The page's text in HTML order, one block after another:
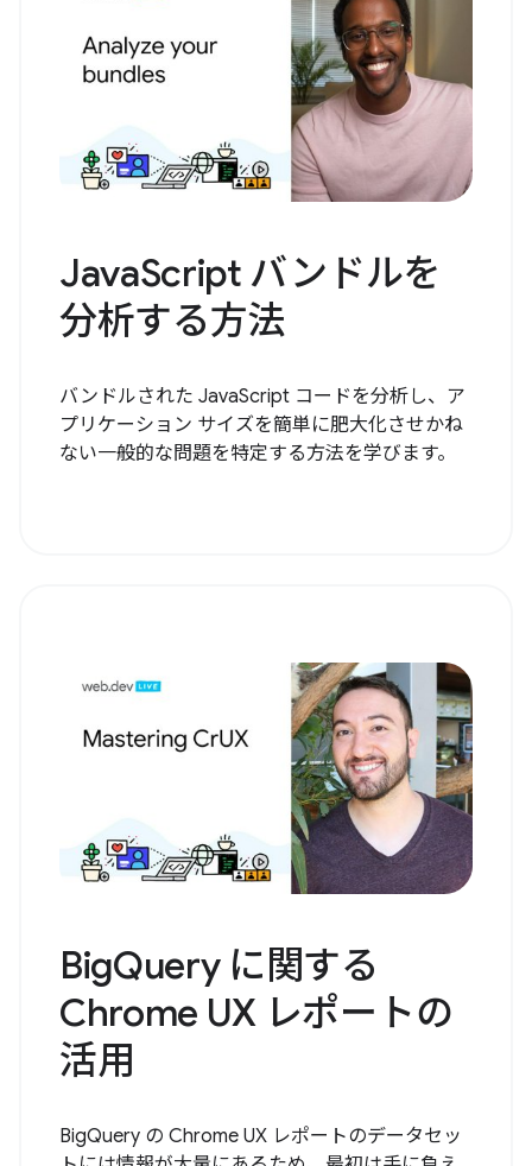
JavaScript バンドルを
分析する方法
バンドルされた JavaScript コードを分析し、ア
プリケーション サイズを簡単に肥大化させかね
ない一般的な問題を特定する方法を学びます。
BigQuery に関する
Chrome UX レポートの
活用
BigQuery の Chrome UX レポートのデータセッ